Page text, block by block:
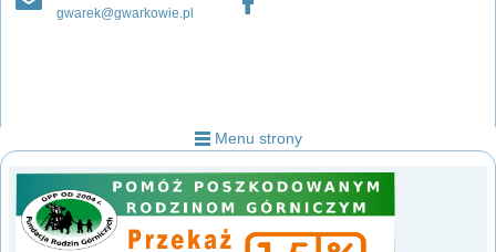
gwarek@gwarkowie.pl
Menu strony